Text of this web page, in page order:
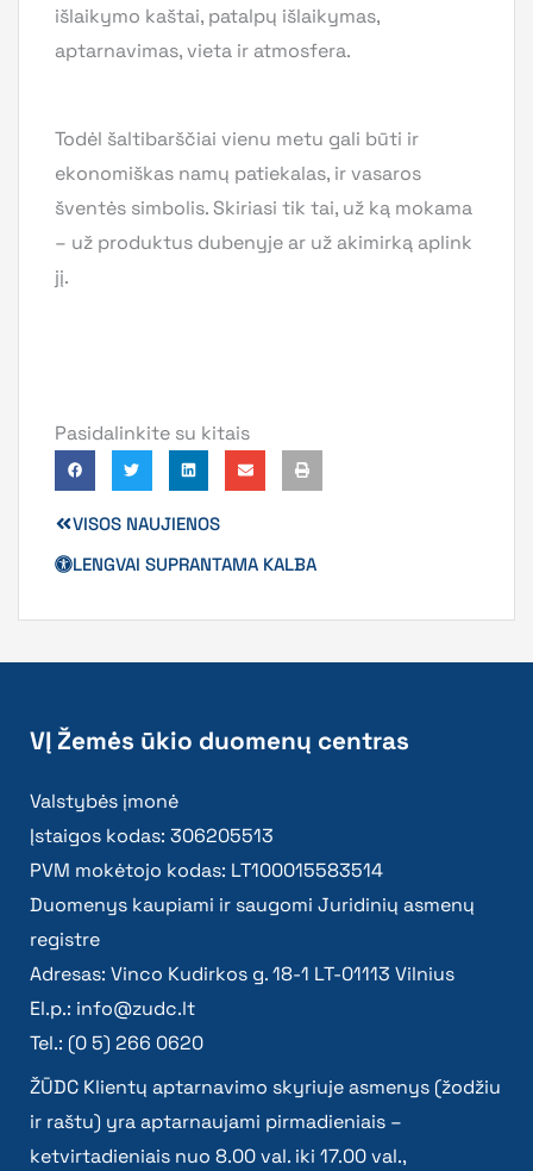
išlaikymo kaštai, patalpų išlaikymas,
aptarnavimas, vieta ir atmosfera.
Todėl šaltibarščiai vienu metu gali būti ir
ekonomiškas namų patiekalas, ir vasaros
šventės simbolis. Skiriasi tik tai, už ką mokama
– už produktus dubenyje ar už akimirką aplink
jį.
Pasidalinkite su kitais
VISOS NAUJIENOS
LENGVAI SUPRANTAMA KALBA
VĮ Žemės ūkio duomenų centras
Valstybės įmonė
Įstaigos kodas: 306205513
PVM mokėtojo kodas: LT100015583514
Duomenys kaupiami ir saugomi Juridinių asmenų
registre
Adresas: Vinco Kudirkos g. 18-1 LT-01113 Vilnius
El.p.: info@zudc.lt
Tel.: (0 5) 266 0620
ŽŪDC Klientų aptarnavimo skyriuje asmenys (žodžiu
ir raštu) yra aptarnaujami pirmadieniais –
ketvirtadieniais nuo 8.00 val. iki 17.00 val.,